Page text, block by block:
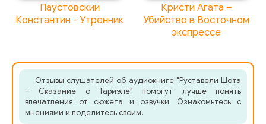
Паустовский
Константин - Утренник
Кристи Агата –
Убийство в Восточном
экспрессе
Отзывы слушателей об аудиокниге "Руставели Шота
– Сказание о Тариэле" помогут лучше понять
впечатления от сюжета и озвучки. Ознакомьтесь с
мнениями и поделитесь своим.